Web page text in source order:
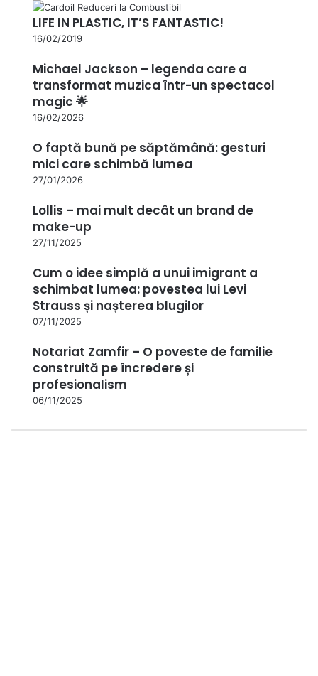
LIFE IN PLASTIC, IT’S FANTASTIC!
16/02/2019
Michael Jackson – legenda care a
transformat muzica într-un spectacol
magic 🌟
16/02/2026
O faptă bună pe săptămână: gesturi
mici care schimbă lumea
27/01/2026
Lollis – mai mult decât un brand de
make-up
27/11/2025
Cum o idee simplă a unui imigrant a
schimbat lumea: povestea lui Levi
Strauss și nașterea blugilor
07/11/2025
Notariat Zamfir – O poveste de familie
construită pe încredere și
profesionalism
06/11/2025